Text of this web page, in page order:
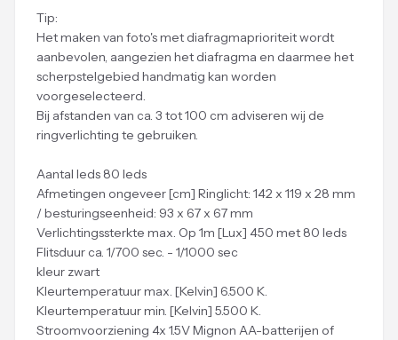
Tip:
Het maken van foto's met diafragmaprioriteit wordt
aanbevolen, aangezien het diafragma en daarmee het
scherpstelgebied handmatig kan worden
voorgeselecteerd.
Bij afstanden van ca. 3 tot 100 cm adviseren wij de
ringverlichting te gebruiken.
Aantal leds 80 leds
Afmetingen ongeveer [cm] Ringlicht: 142 x 119 x 28 mm
/ besturingseenheid: 93 x 67 x 67 mm
Verlichtingssterkte max. Op 1m [Lux] 450 met 80 leds
Flitsduur ca. 1/700 sec. - 1/1000 sec
kleur zwart
Kleurtemperatuur max. [Kelvin] 6.500 K.
Kleurtemperatuur min. [Kelvin] 5.500 K.
Stroomvoorziening 4x 1.5V Mignon AA-batterijen of